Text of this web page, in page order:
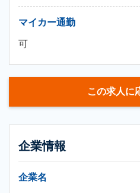
マイカー通勤
可
この求人に
企業情報
企業名